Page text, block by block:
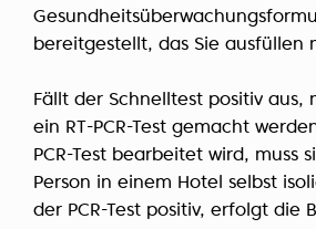
bereitgestellt, das Sie ausfüllen
Fällt der Schnelltest positiv aus,
ein RT-PCR-Test gemacht
PCR-Test bearbeitet wird, muss
Person in einem Hotel selbst
der PCR-Test positiv, erfolgt die